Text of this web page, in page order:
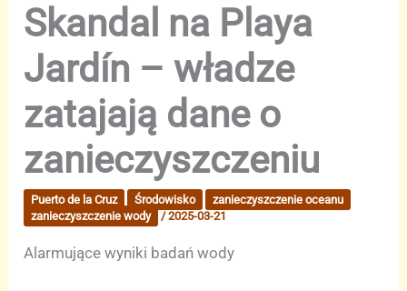
Skandal na Playa
Jardín – władze
zatajają dane o
zanieczyszczeniu
Puerto de la Cruz Środowisko
zanieczyszczenie oceanu
zanieczyszczenie wody
/2025-03-21
Alarmujące wyniki badań wody